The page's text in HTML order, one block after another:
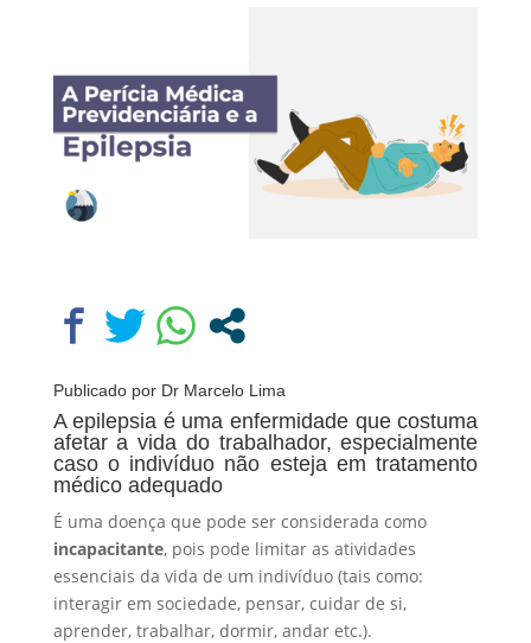
Publicado por Dr Marcelo Lima
A epilepsia é uma enfermidade que costuma
afetar a vida do trabalhador, especialmente
caso o indivíduo não esteja em tratamento
médico adequado
É uma doença que pode ser considerada como
incapacitante, pois pode limitar as atividades
essenciais da vida de um indivíduo (tais como:
interagir em sociedade, pensar, cuidar de si,
aprender, trabalhar, dormir, andar etc.).